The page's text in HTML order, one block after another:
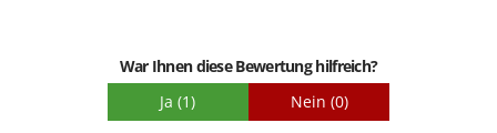
Oriental Koshin
Outdoorchef
War Ihnen diese Bewertung hilfreich?
Ja (1) Nein (0)